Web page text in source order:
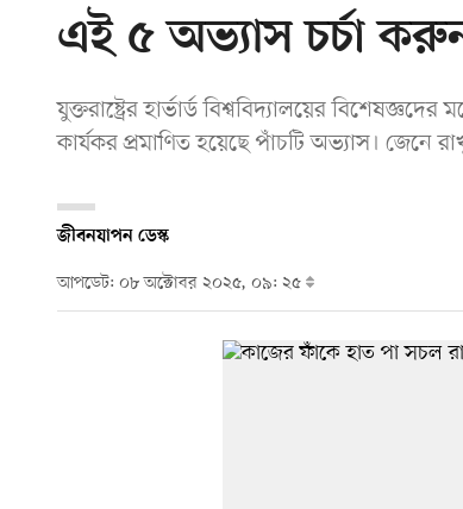
এই ৫ অভ্যাস চর্চা
যুক্তরাষ্ট্রের হার্ভার্ড বিশ্ববিদ্যালয়ের
কার্যকর প্রমাণিত হয়েছে পাঁচটি অভ্যাস। জেনে
জীবনযাপন ডেস্ক
আপডেট: ০৮ অক্টোবর ২০২৫, ০৯: ২৫